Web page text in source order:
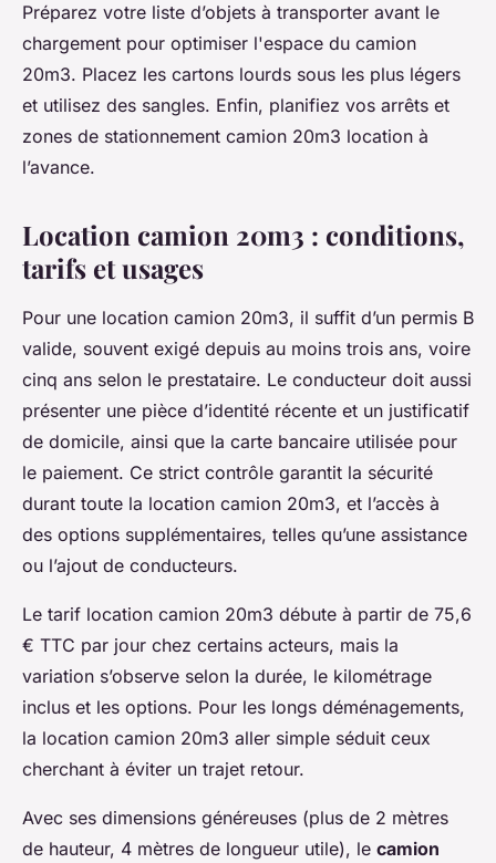
Préparez votre liste d’objets à transporter avant le
chargement pour optimiser l'espace du camion
20m3. Placez les cartons lourds sous les plus légers
et utilisez des sangles. Enfin, planifiez vos arrêts et
zones de stationnement camion 20m3 location à
l’avance.
Location camion 20m3 : conditions,
tarifs et usages
Pour une location camion 20m3, il suffit d’un permis B
valide, souvent exigé depuis au moins trois ans, voire
cinq ans selon le prestataire. Le conducteur doit aussi
présenter une pièce d’identité récente et un justificatif
de domicile, ainsi que la carte bancaire utilisée pour
le paiement. Ce strict contrôle garantit la sécurité
durant toute la location camion 20m3, et l’accès à
des options supplémentaires, telles qu’une assistance
ou l’ajout de conducteurs.
Le tarif location camion 20m3 débute à partir de 75,6
€ TTC par jour chez certains acteurs, mais la
variation s’observe selon la durée, le kilométrage
inclus et les options. Pour les longs déménagements,
la location camion 20m3 aller simple séduit ceux
cherchant à éviter un trajet retour.
Avec ses dimensions généreuses (plus de 2 mètres
de hauteur, 4 mètres de longueur utile), le camion